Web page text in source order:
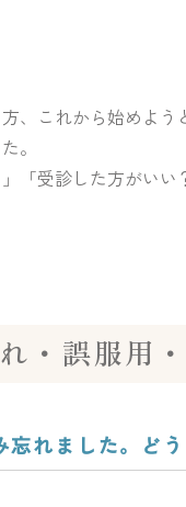
、これから始めよ
。
」「受診した方がい
・誤服用
忘れました。ど